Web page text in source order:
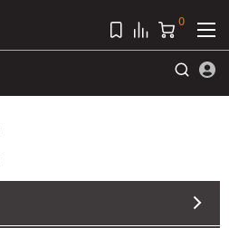
0